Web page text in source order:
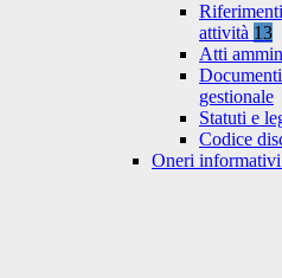
attività 13
Atti
gestionale
Statuti e
Codice
Oneri